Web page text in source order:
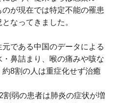
のが現在では特定不能の罹患
なってきました。
である中国のデータによる
鼻詰まり、喉の痛みや咳な
8割の人は重症化せず治癒
割弱の患者は肺炎の症状が増